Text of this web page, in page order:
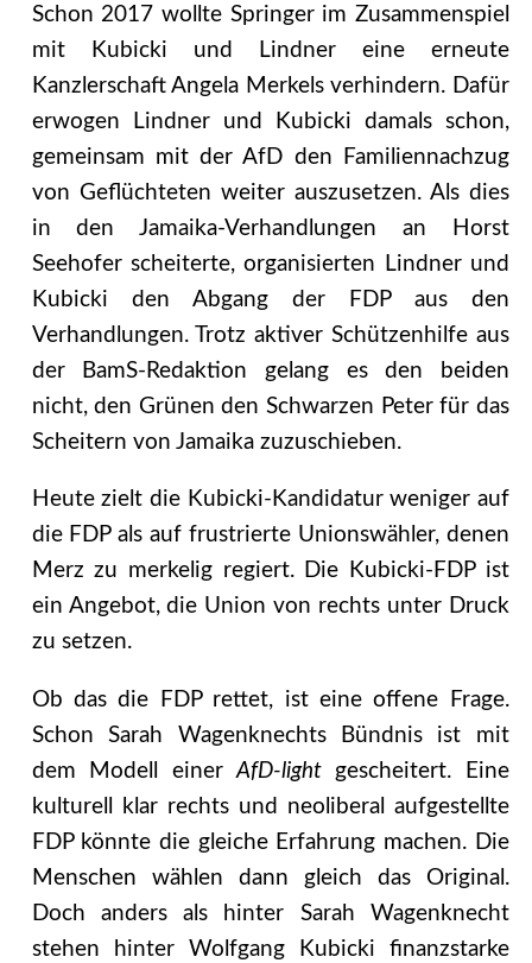
Schon 2017 wollte Springer im Zusammenspiel
mit Kubicki und Lindner eine erneute
Kanzlerschaft Angela Merkels verhindern. Dafür
erwogen Lindner und Kubicki damals schon,
gemeinsam mit der AfD den Familiennachzug
von Geflüchteten weiter auszusetzen. Als dies
in den Jamaika-Verhandlungen an Horst
Seehofer scheiterte, organisierten Lindner und
Kubicki den Abgang der FDP aus den
Verhandlungen. Trotz aktiver Schützenhilfe aus
der BamS-Redaktion gelang es den beiden
nicht, den Grünen den Schwarzen Peter für das
Scheitern von Jamaika zuzuschieben.
Heute zielt die Kubicki-Kandidatur weniger auf
die FDP als auf frustrierte Unionswähler, denen
Merz zu merkelig regiert. Die Kubicki-FDP ist
ein Angebot, die Union von rechts unter Druck
zu setzen.
Ob das die FDP rettet, ist eine offene Frage.
Schon Sarah Wagenknechts Bündnis ist mit
dem Modell einerAfD-lightgescheitert. Eine
kulturell klar rechts und neoliberal aufgestellte
FDP könnte die gleiche Erfahrung machen. Die
Menschen wählen dann gleich das Original.
Doch anders als hinter Sarah Wagenknecht
stehen hinter Wolfgang Kubicki finanzstarke